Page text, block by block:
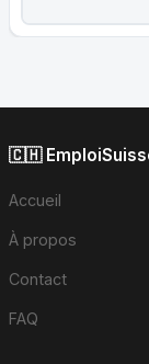
🇨🇭
Accueil
À propos
Contact
FAQ